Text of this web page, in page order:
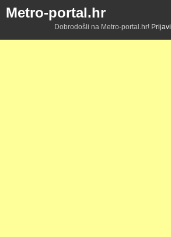
Metro-portal.hr
Dobrodošli na Metro-portal.hr!